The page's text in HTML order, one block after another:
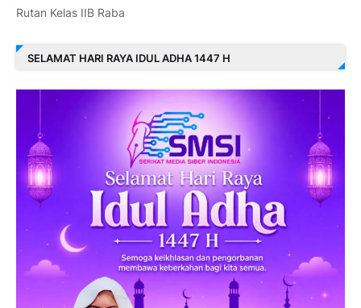
Rutan Kelas IIB Raba
SELAMAT HARI RAYA IDUL ADHA 1447 H